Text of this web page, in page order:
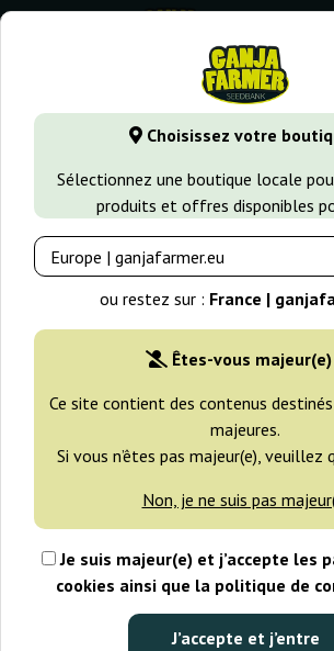
Choisissez votre
Sélectionnez une boutique locale
produits et offres disponibles
ou restez sur : France |
Êtes-vous majeur(e)
Ce site contient des contenus
majeures.
Si vous n’êtes pas majeur(e),
Non, je ne suis pas
Je suis majeur(e) et j’accepte les
cookies ainsi que la politique de
J’accepte et j’entre
GanjaFarmer.fr Variétés de Cannabis
Kalashnikov Seeds